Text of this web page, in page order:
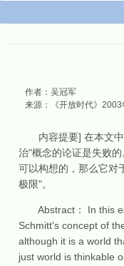
作者：吴冠军
来源：《开放时代》2003
内容提要] 在本文中
治"概念的论证是失败
可以构想的，那么它对
极限"。
Abstract： In this
Schmitt's concept of
although it is a world
just world is thinkable